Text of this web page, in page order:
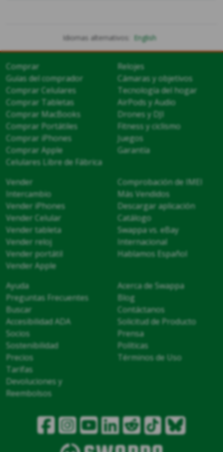
Idiomas alternativos: English
Comprar
Guías del comprador
Comprar Celulares
Comprar Tabletas
Comprar MacBooks
Comprar Portátiles
Comprar iPhones
Comprar Apple
Celulares Libre de Fábrica
Relojes
Cámaras y objetivos
Tecnología del hogar
AirPods y Audio
Drones y DJI
Fitness y ciclismo
Juegos
Garantía
Vender
Intercambio
Vender iPhones
Vender Celular
Vender tableta
Vender reloj
Vender portátil
Vender Apple
Comprobación de IMEI
Más Vendidos
Descargar aplicación
Catálogo
Swappa vs. eBay
Internacional
Hablamos Español
Ayuda
Preguntas Frecuentes
Buscar
Accesibilidad ADA
Socios
Sostenibilidad
Precios
Tarifas
Devoluciones y
Reembolsos
Acerca de Swappa
Blog
Contáctanos
Solicitud de Producto
Prensa
Políticas
Términos de Uso